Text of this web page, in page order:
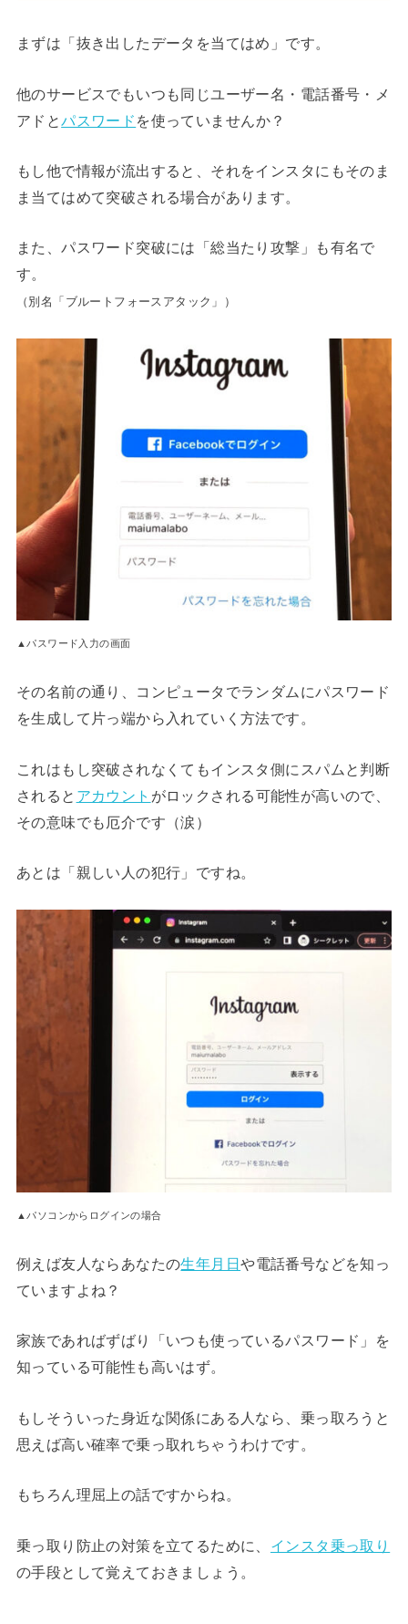
まずは「抜き出したデータを当てはめ」です。
他のサービスでもいつも同じユーザー名・電話番号・メ
アドと パスワード を使っていませんか？
もし他で情報が流出すると、それをインスタにもそのま
ま当てはめて突破される場合があります。
また、パスワード突破には「総当たり攻撃」も有名で
す。
（別名「ブルートフォースアタック」）
▲パスワード入力の画面
その名前の通り、コンピュータでランダムにパスワード
を生成して片っ端から入れていく方法です。
これはもし突破されなくてもインスタ側にスパムと判断
されると アカウント がロックされる可能性が高いので、
その意味でも厄介です（涙）
あとは「親しい人の犯行」ですね。
▲パソコンからログインの場合
例えば友人ならあなたの生年月日や電話番号などを知っ
ていますよね？
家族であればずばり「いつも使っているパスワード」を
知っている可能性も高いはず。
もしそういった身近な関係にある人なら、乗っ取ろうと
思えば高い確率で乗っ取れちゃうわけです。
もちろん理屈上の話ですからね。
乗っ取り防止の対策を立てるために、 インスタ乗っ取り
の手段として覚えておきましょう。